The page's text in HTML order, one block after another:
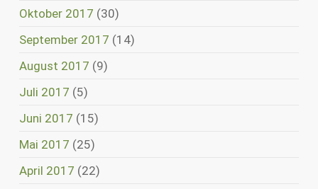
Oktober 2017 (30)
September 2017 (14)
August 2017 (9)
Juli 2017 (5)
Juni 2017 (15)
Mai 2017 (25)
April 2017 (22)